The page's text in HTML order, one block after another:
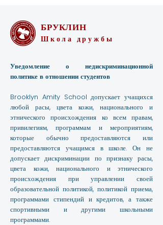
БРУКЛИН
Школа дружбы
Уведомление о недискриминационной
политике в отношении студентов
Brooklyn Amity School допускает учащихся
любой расы, цвета кожи, национального и
этнического происхождения ко всем правам,
привилегиям, программам и мероприятиям,
которые обычно предоставляются или
предоставляются учащимся в школе. Он не
допускает дискриминации по признаку расы,
цвета кожи, национального и этнического
происхождения при управлении своей
образовательной политикой, политикой приема,
программами стипендий и кредитов, а также
спортивными и другими школьными
программами.